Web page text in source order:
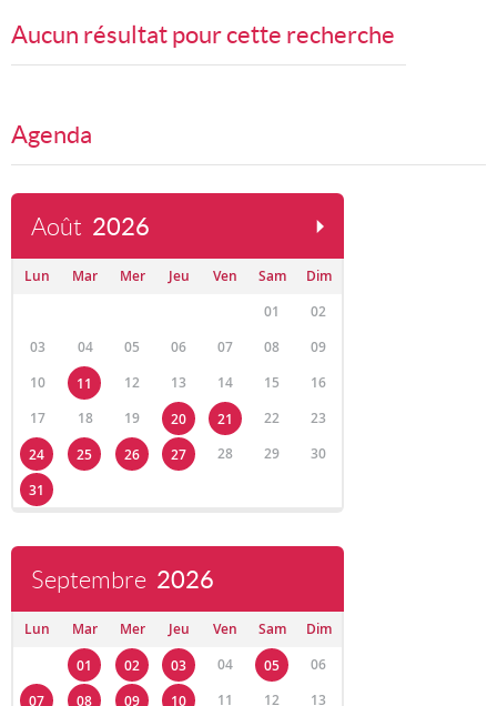
Suggestions
Aucun résultat pour cette recherche
Agenda
Août 2026
Lun Mar Mer Jeu Ven Sam
Dim
01
02
03
04 05 06 07 08
09
10
11 12 13 14 15
16
17
18 19 20 21 22
23
24
25 26 27 28 29
30
31
Septembre 2026
Lun Mar Mer Jeu Ven Sam
Dim
01
02 03 04 05
06
07
08 09 10 11 12
13